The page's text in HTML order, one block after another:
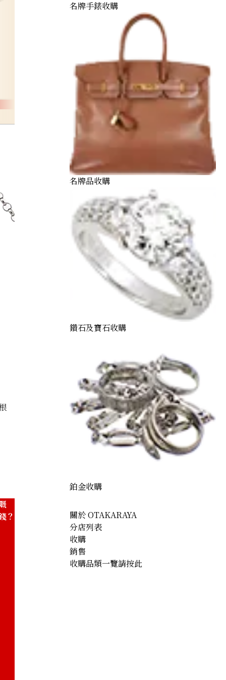
cats-
？
名牌手錶收購
名牌品收購
鑽石及寶石收購
鉑金收購
關於 OTAKARAYA
分店列表
收購
銷售
收購品類一覽請按此